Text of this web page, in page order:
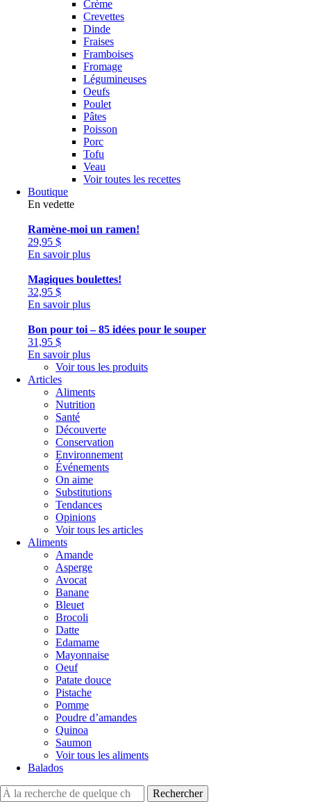
Crème
Crevettes
Dinde
Fraises
Framboises
Fromage
Légumineuses
Oeufs
Poulet
Pâtes
Poisson
Porc
Tofu
Veau
Voir toutes les recettes
Boutique
En vedette
Ramène-moi un ramen!
29,95 $
En savoir plus
Magiques boulettes!
32,95 $
En savoir plus
Bon pour toi – 85 idées pour le souper
31,95 $
En savoir plus
Voir tous les produits
Articles
Aliments
Nutrition
Santé
Découverte
Conservation
Environnement
Événements
On aime
Substitutions
Tendances
Opinions
Voir tous les articles
Aliments
Amande
Asperge
Avocat
Banane
Bleuet
Brocoli
Datte
Edamame
Mayonnaise
Oeuf
Patate douce
Pistache
Pomme
Poudre d’amandes
Quinoa
Saumon
Voir tous les aliments
Balados